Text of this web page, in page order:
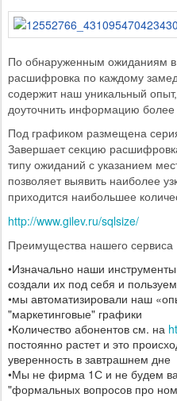
По обнаруженным ожиданиям в
расшифровка по каждому
содержит наш уникальный
доуточнить информацию более
Под графиком размещена
Завершает секцию
типу ожиданий с указанием
позволяет выявить наиболее
приходится наибольшее
http://www.gilev.ru/sqlsize/
Преимущества нашего сервиса
•Изначально наши
создали их под себя и
•мы автоматизировали наш
"маркетинговые" графики
•Количество абонентов см. на
постоянно растет и это
уверенность в завтрашнем дне
•Мы не фирма 1С и не будем
"формальных вопросов про